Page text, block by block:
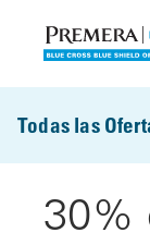
Todas las
30%